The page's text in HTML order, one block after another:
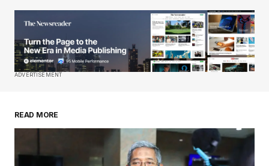
ADVERTISEMENT
READ MORE